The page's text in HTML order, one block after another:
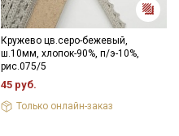
Кружево цв.серо-бежевый,
ш.10мм, хлопок-90%, п/э-10%,
рис.075/5
45 руб.
Только онлайн-заказ